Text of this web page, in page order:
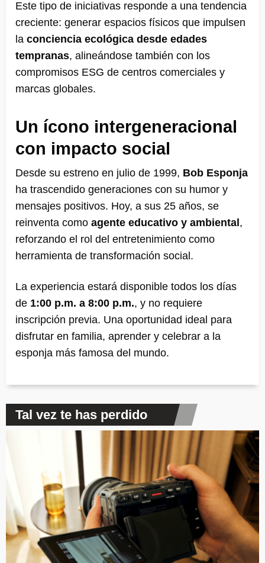
Este tipo de iniciativas responde a una tendencia
creciente: generar espacios físicos que impulsen
la conciencia ecológica desde edades
tempranas, alineándose también con los
compromisos ESG de centros comerciales y
marcas globales.
Un ícono intergeneracional
con impacto social
Desde su estreno en julio de 1999, Bob Esponja
ha trascendido generaciones con su humor y
mensajes positivos. Hoy, a sus 25 años, se
reinventa como agente educativo y ambiental,
reforzando el rol del entretenimiento como
herramienta de transformación social.
La experiencia estará disponible todos los días
de 1:00 p.m. a 8:00 p.m., y no requiere
inscripción previa. Una oportunidad ideal para
disfrutar en familia, aprender y celebrar a la
esponja más famosa del mundo.
Tal vez te has perdido